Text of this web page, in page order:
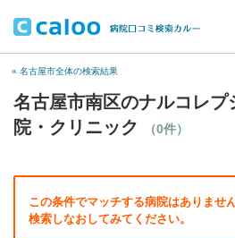
« 名古屋市全体の検索結果
名古屋市南区のナルコレプ
院・クリニック
（0件）
この条件でマッチする病院はありませ
検索しなおしてみてください。